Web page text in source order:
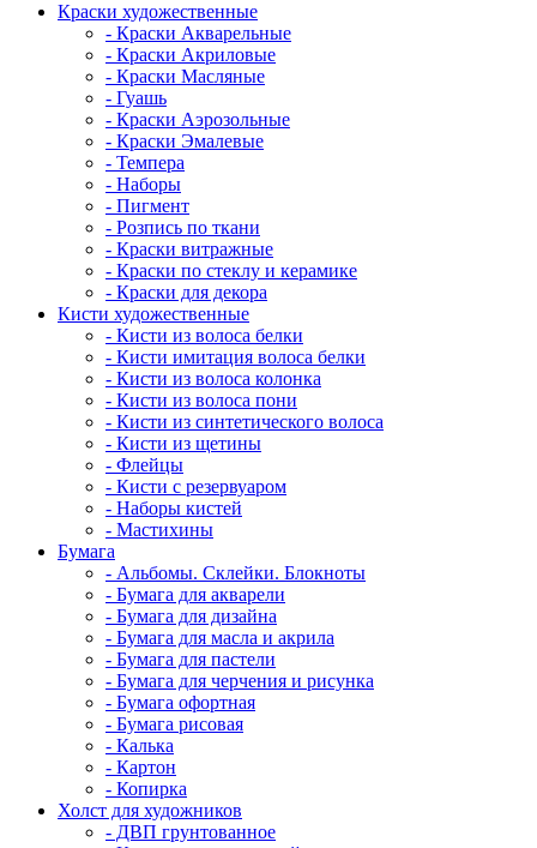
Краски художественные
- Краски Акварельные
- Краски Акриловые
- Краски Масляные
- Гуашь
- Краски Аэрозольные
- Краски Эмалевые
- Темпера
- Наборы
- Пигмент
- Розпись по ткани
- Краски витражные
- Краски по стеклу и керамике
- Краски для декора
Кисти художественные
- Кисти из волоса белки
- Кисти имитация волоса белки
- Кисти из волоса колонка
- Кисти из волоса пони
- Кисти из синтетического волоса
- Кисти из щетины
- Флейцы
- Кисти с резервуаром
- Наборы кистей
- Мастихины
Бумага
- Альбомы. Склейки. Блокноты
- Бумага для акварели
- Бумага для дизайна
- Бумага для масла и акрила
- Бумага для пастели
- Бумага для черчения и рисунка
- Бумага офортная
- Бумага рисовая
- Калька
- Картон
- Копирка
Холст для художников
- ДВП грунтованное